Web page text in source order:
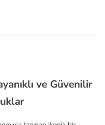
ve Güvenilir